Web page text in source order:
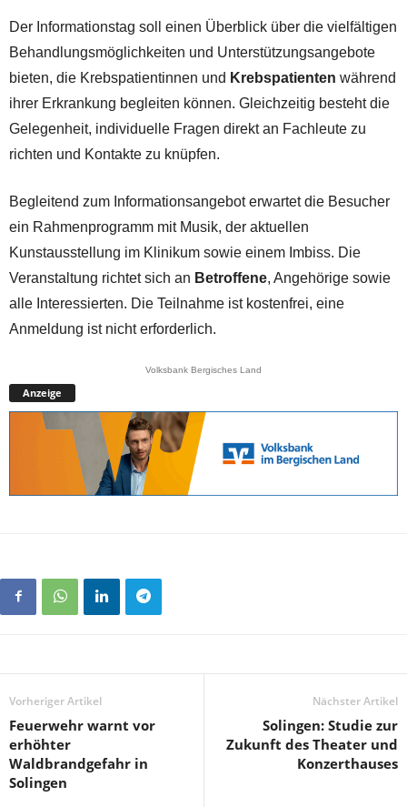
Der Informationstag soll einen Überblick über die vielfältigen
Behandlungsmöglichkeiten und Unterstützungsangebote
bieten, die Krebspatientinnen und Krebspatienten während
ihrer Erkrankung begleiten können. Gleichzeitig besteht die
Gelegenheit, individuelle Fragen direkt an Fachleute zu
richten und Kontakte zu knüpfen.
Begleitend zum Informationsangebot erwartet die Besucher
ein Rahmenprogramm mit Musik, der aktuellen
Kunstausstellung im Klinikum sowie einem Imbiss. Die
Veranstaltung richtet sich an Betroffene, Angehörige sowie
alle Interessierten. Die Teilnahme ist kostenfrei, eine
Anmeldung ist nicht erforderlich.
Volksbank Bergisches Land
Anzeige
Vorheriger Artikel
Feuerwehr warnt vor
erhöhter
Waldbrandgefahr in
Solingen
Nächster Artikel
Solingen: Studie zur
Zukunft des Theater und
Konzerthauses